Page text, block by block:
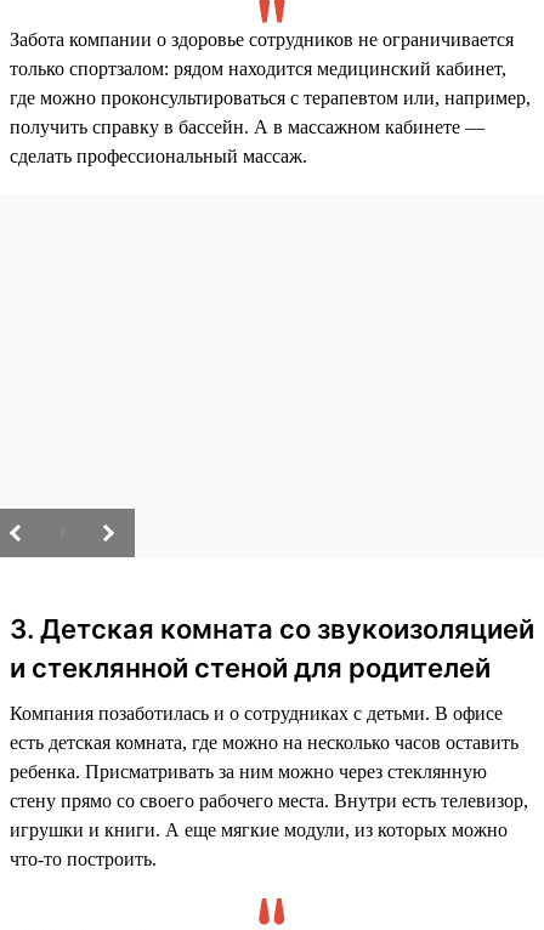
Забота компании о здоровье сотрудников не ограничивается
только спортзалом: рядом находится медицинский кабинет,
где можно проконсультироваться с терапевтом или, например,
получить справку в бассейн. А в массажном кабинете —
сделать профессиональный массаж.
3. Детская комната со звукоизоляцией
и стеклянной стеной для родителей
Компания позаботилась и о сотрудниках с детьми. В офисе
есть детская комната, где можно на несколько часов оставить
ребенка. Присматривать за ним можно через стеклянную
стену прямо со своего рабочего места. Внутри есть телевизор,
игрушки и книги. А еще мягкие модули, из которых можно
что-то построить.